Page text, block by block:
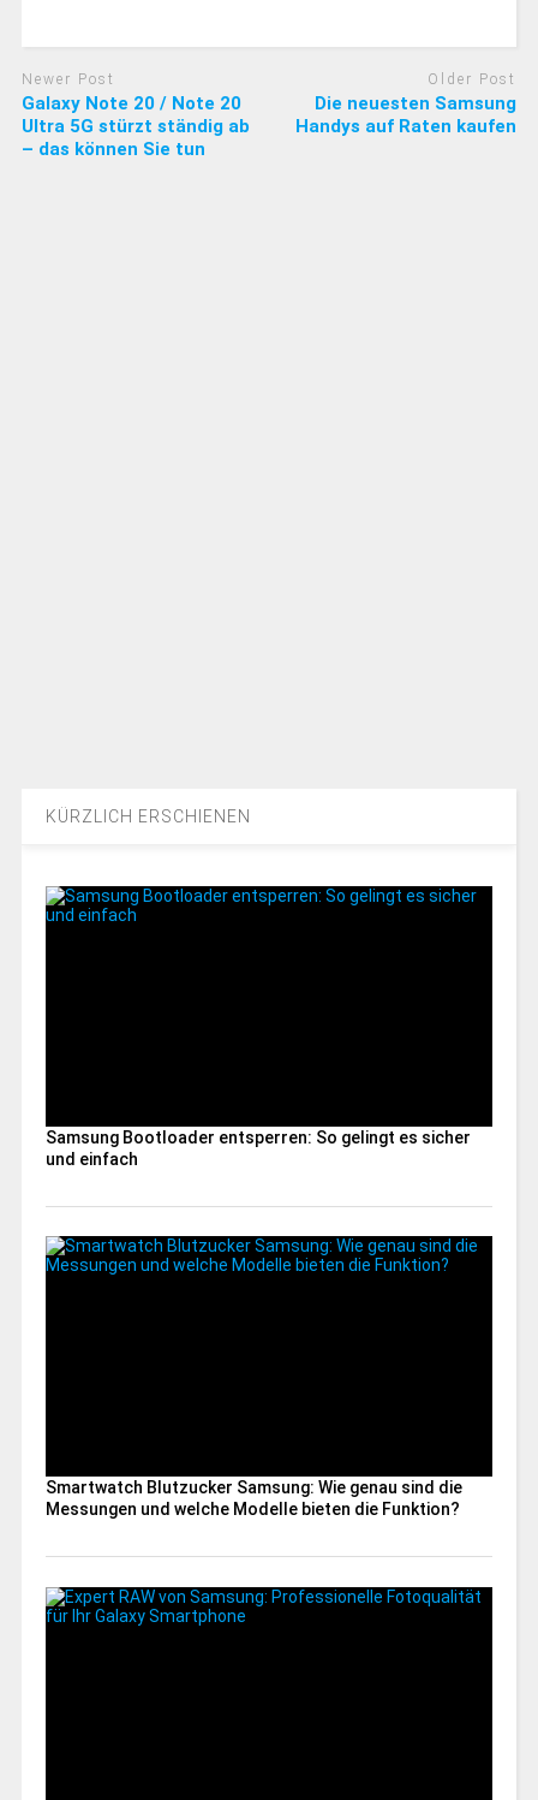
Newer Post
Galaxy Note 20 / Note 20
Ultra 5G stürzt ständig ab
– das können Sie tun
Older Post
Die neuesten Samsung
Handys auf Raten kaufen
KÜRZLICH ERSCHIENEN
Samsung Bootloader entsperren: So gelingt es sicher
und einfach
Smartwatch Blutzucker Samsung: Wie genau sind die
Messungen und welche Modelle bieten die Funktion?